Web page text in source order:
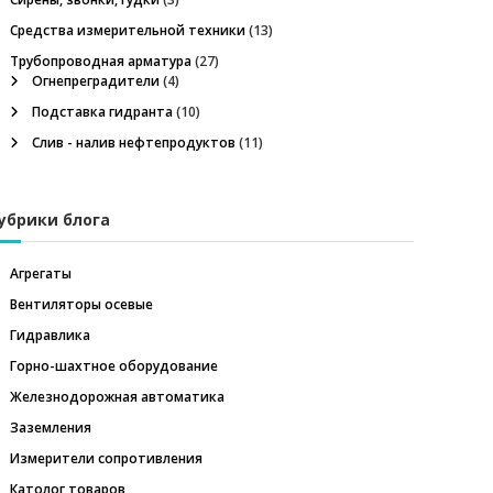
Средства измерительной техники(13)
Трубопроводная арматура(27)
Огнепреградители(4)
Подставка гидранта(10)
Слив - налив нефтепродуктов (11)
блога
Агрегаты
Вентиляторы осевые
Гидравлика
Горно-шахтное оборудование
Железнодорожная автоматика
Заземления
Измерители сопротивления
Католог товаров